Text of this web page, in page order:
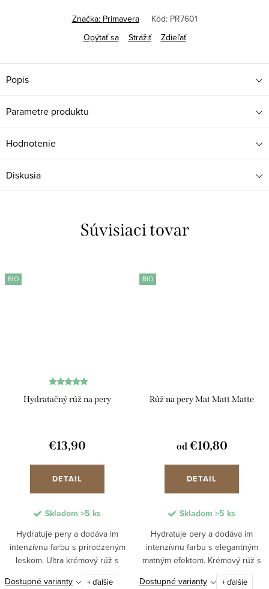
Značka: Primavera Kód: PR7601
Opýtať sa
Strážiť Zdieľať
Popis
Parametre produktu
Hodnotenie
Diskusia
Súvisiaci tovar
BIO
Hydratačný rúž na pery
€13,90
DETAIL
Skladom >5 ks
Hydratuje pery a dodáva im
intenzívnu farbu s prirodzeným
leskom. Ultra krémový rúž s
kyselinou hyalurónovou jemne
Dostupné varianty + ďalšie
BIO
Rúž na pery Mat Matt Matte
od€10,80
DETAIL
Skladom >5 ks
Hydratuje pery a dodáva im
intenzívnu farbu s elegantným
matným efektom. Krémový rúž s
vitamínom E, BIO bambuckým
Dostupné varianty + ďalšie